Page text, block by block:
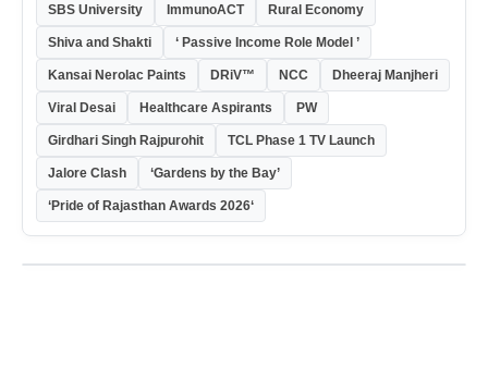
SBS University ImmunoACT Rural Economy
Shiva and Shakti ‘ Passive Income Role Model ’
Kansai Nerolac Paints DRiV™ NCC Dheeraj Manjheri
Viral Desai Healthcare Aspirants PW
Girdhari Singh Rajpurohit TCL Phase 1 TV Launch
Jalore Clash ‘Gardens by the Bay’
‘Pride of Rajasthan Awards 2026‘